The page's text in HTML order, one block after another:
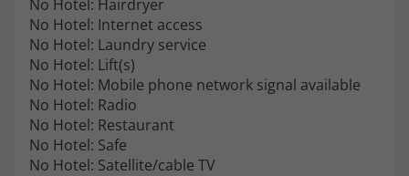
No Hotel: Hairdryer
No Hotel: Internet access
No Hotel: Laundry service
No Hotel: Lift(s)
No Hotel: Mobile phone network signal available
No Hotel: Radio
No Hotel: Restaurant
No Hotel: Safe
No Hotel: Satellite/cable TV